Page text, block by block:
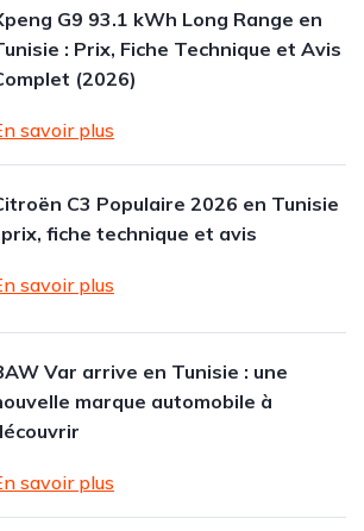
G9 93.1 kWh Long Range en
: Prix, Fiche Technique et Avis
(2026)
savoir plus
C3 Populaire 2026 en Tunisie
prix, fiche technique et avis
savoir plus
Var arrive en Tunisie : une
marque automobile à
savoir plus